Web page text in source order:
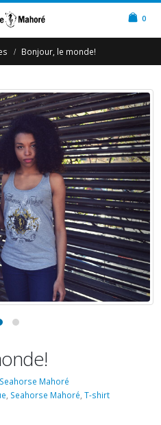
0
Bonjour, le monde!
Seahorse Mahoré
,Seahorse Mahoré
!